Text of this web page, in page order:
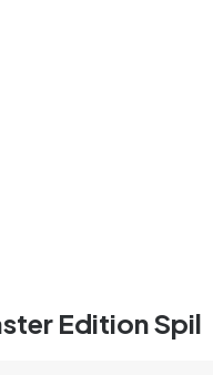
Edition Spil